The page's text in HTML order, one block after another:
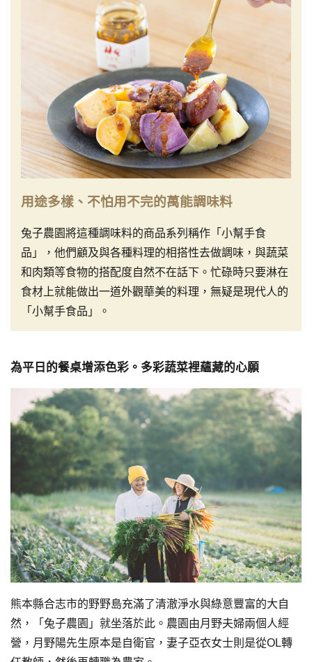
用途多樣、不怕用不完的萬能調味料
兔子農園將這種調味料的商品系列稱作「小幫手食
品」，他們顧及與各種料理的相搭性去做調味，與蔬菜
和肉類等食物的搭配度自然不在話下。忙碌時只要淋在
食材上就能做出一道外觀華美的料理，無疑是現代人的
「小幫手食品」。
為平日的餐桌增添色彩。多彩蔬菜裡蘊藏的心願
熊本縣合志市的野野島充滿了清澈淨水與綠意豐富的大自
然，「兔子農園」就坐落於此。農園由月野夫婦兩個人經
營，月野陽先生原本是自衛官，妻子亞衣女士則是從OL轉